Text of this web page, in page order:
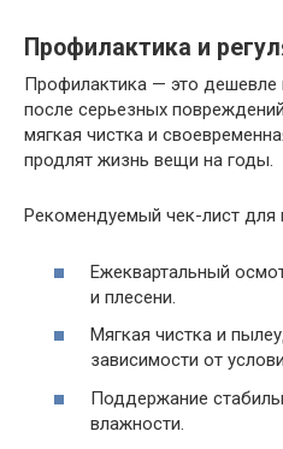
Профилактика и
Профилактика — это дешевле
после серьезных
мягкая чистка и
продлят жизнь вещи на годы.
Рекомендуемый чек-лист для
Ежеквартальный
и плесени.
Мягкая чистка и
зависимости от
Поддержание
влажности.